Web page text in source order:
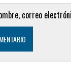
correo